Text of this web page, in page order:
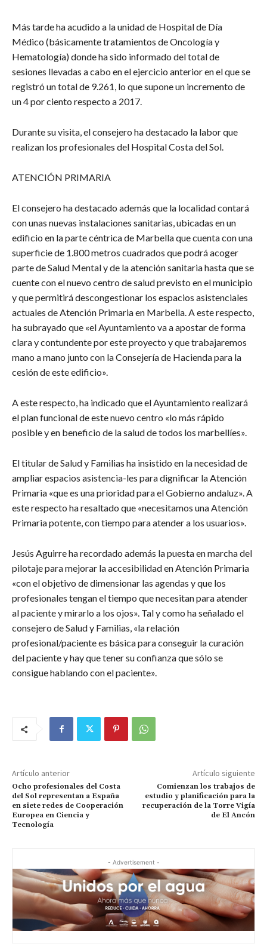
Más tarde ha acudido a la unidad de Hospital de Día
Médico (básicamente tratamientos de Oncología y
Hematología) donde ha sido informado del total de
sesiones llevadas a cabo en el ejercicio anterior en el que se
registró un total de 9.261, lo que supone un incremento de
un 4 por ciento respecto a 2017.
Durante su visita, el consejero ha destacado la labor que
realizan los profesionales del Hospital Costa del Sol.
ATENCIÓN PRIMARIA
El consejero ha destacado además que la localidad contará
con unas nuevas instalaciones sanitarias, ubicadas en un
edificio en la parte céntrica de Marbella que cuenta con una
superficie de 1.800 metros cuadrados que podrá acoger
parte de Salud Mental y de la atención sanitaria hasta que se
cuente con el nuevo centro de salud previsto en el municipio
y que permitirá descongestionar los espacios asistenciales
actuales de Atención Primaria en Marbella. A este respecto,
ha subrayado que «el Ayuntamiento va a apostar de forma
clara y contundente por este proyecto y que trabajaremos
mano a mano junto con la Consejería de Hacienda para la
cesión de este edificio».
A este respecto, ha indicado que el Ayuntamiento realizará
el plan funcional de este nuevo centro «lo más rápido
posible y en beneficio de la salud de todos los marbellíes».
El titular de Salud y Familias ha insistido en la necesidad de
ampliar espacios asistencia-les para dignificar la Atención
Primaria «que es una prioridad para el Gobierno andaluz». A
este respecto ha resaltado que «necesitamos una Atención
Primaria potente, con tiempo para atender a los usuarios».
Jesús Aguirre ha recordado además la puesta en marcha del
pilotaje para mejorar la accesibilidad en Atención Primaria
«con el objetivo de dimensionar las agendas y que los
profesionales tengan el tiempo que necesitan para atender
al paciente y mirarlo a los ojos». Tal y como ha señalado el
consejero de Salud y Familias, «la relación
profesional/paciente es básica para conseguir la curación
del paciente y hay que tener su confianza que sólo se
consigue hablando con el paciente».
Artículo anterior
Ocho profesionales del Costa
del Sol representan a España
en siete redes de Cooperación
Europea en Ciencia y
Tecnología
Artículo siguiente
Comienzan los trabajos de
estudio y planificación para la
recuperación de la Torre Vigía
de El Ancón
- Advertisement -